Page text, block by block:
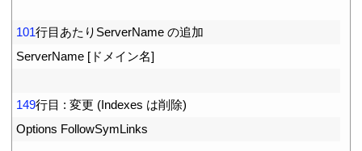
101行目あたり ServerName の追加
ServerName [ ドメイン名]
149行目 : 変更 (Indexes は削除)
Options FollowSymLinks